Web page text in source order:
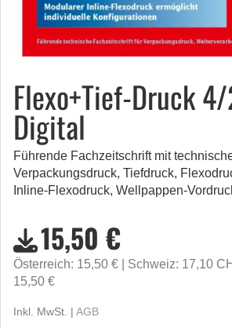
Flexo+Tief-Druck
Digital
Führende Fachzeitschrift mit
Verpackungsdruck, Tiefdruck,
Inline-Flexodruck, Wellpappen-
15,50 €
Österreich: 15,50 € Schweiz: 17,10
15,50 €
Inkl. MwSt. | AGB